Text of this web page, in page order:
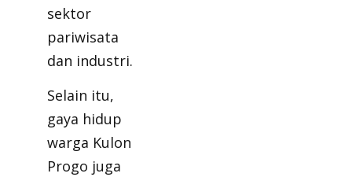
sektor
pariwisata
dan industri.
Selain itu,
gaya hidup
warga Kulon
Progo juga